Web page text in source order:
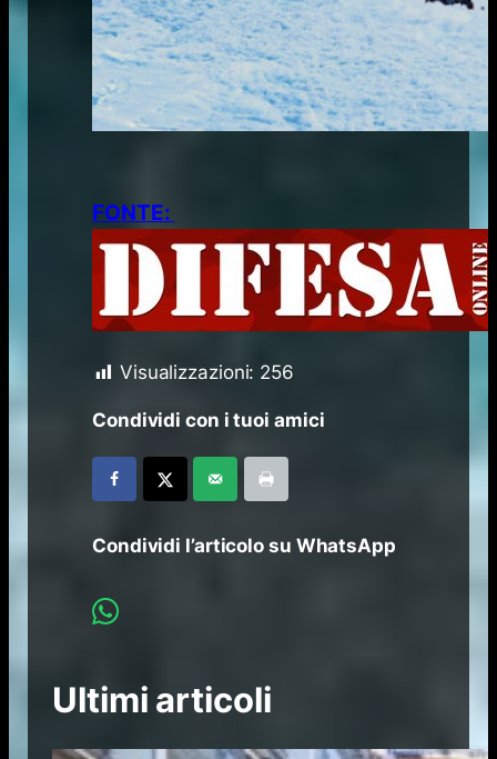
FONTE:
Visualizzazioni: 256
Condividi con i tuoi amici
Condividi l’articolo su WhatsApp
Ultimi articoli